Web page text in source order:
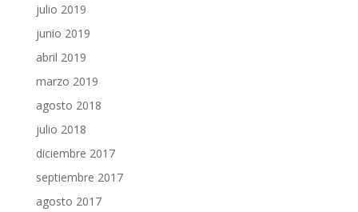
julio 2019
junio 2019
abril 2019
marzo 2019
agosto 2018
julio 2018
diciembre 2017
septiembre 2017
agosto 2017